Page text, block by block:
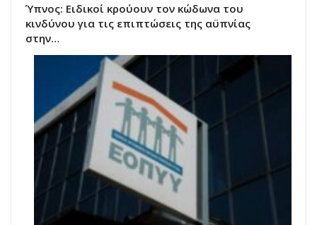
Ύπνος: Ειδικοί κρούουν τον κώδωνα του
κινδύνου για τις επιπτώσεις της αϋπνίας
στην…